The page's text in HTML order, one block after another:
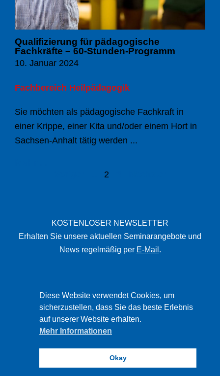
Qualifizierung für pädagogische
Fachkräfte – 60-Stunden-Programm
10. Januar 2024
Fachbereich Heilpädagogik
Sie möchten als pädagogische Fachkraft in
einer Krippe, einer Kita und/oder einem Hort in
Sachsen-Anhalt tätig werden ...
2
KOSTENLOSER NEWSLETTER
Erhalten Sie unsere aktuellen Seminarangebote und
News regelmäßig per E-Mail .
IMPRESSUM
DATENSCHUTZ
Diese Website verwendet Cookies, um
sicherzustellen, dass Sie das beste Erlebnis
auf unserer Website erhalten.
Mehr Informationen
Okay